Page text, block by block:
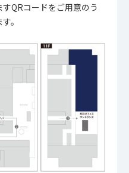
QRコードをご用意のう
。